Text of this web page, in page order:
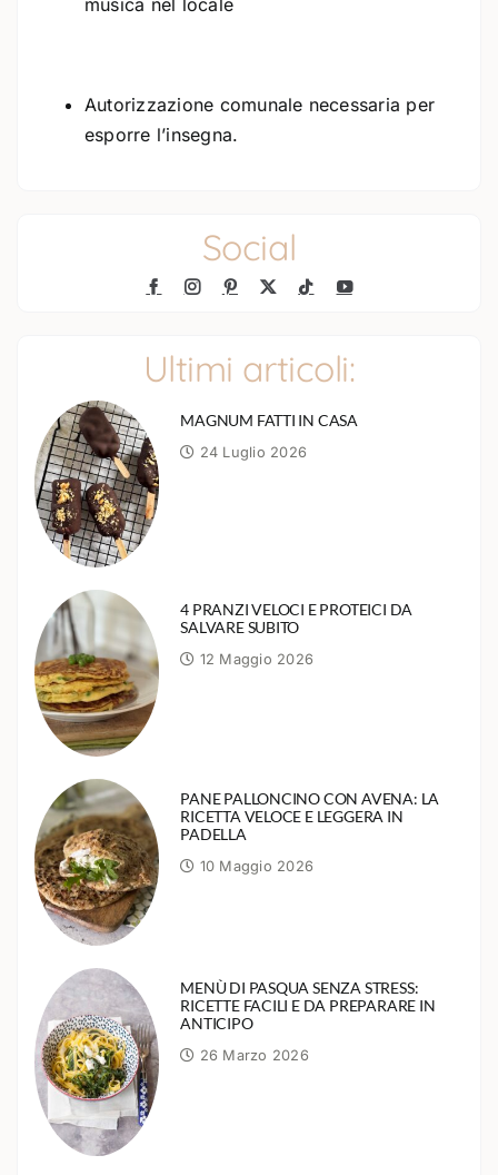
musica nel locale
Autorizzazione comunale necessaria per
esporre l’insegna.
Social
Ultimi articoli:
MAGNUM FATTI IN CASA
24 Luglio 2026
4 PRANZI VELOCI E PROTEICI DA
SALVARE SUBITO
12 Maggio 2026
PANE PALLONCINO CON AVENA: LA
RICETTA VELOCE E LEGGERA IN
PADELLA
10 Maggio 2026
MENÙ DI PASQUA SENZA STRESS:
RICETTE FACILI E DA PREPARARE IN
ANTICIPO
26 Marzo 2026